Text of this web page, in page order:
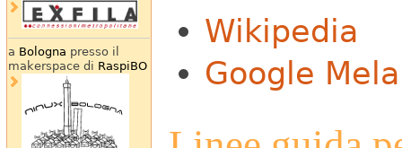
a Bologna presso il
makerspace di RaspiBO
Wikipedia
Google